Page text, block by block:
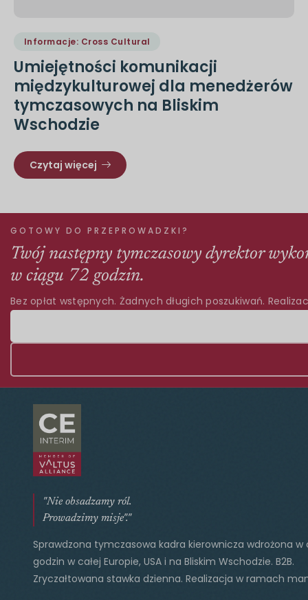
Informacje: Cross Cultural
Umiejętności komunikacji
międzykulturowej dla menedżerów
tymczasowych na Bliskim
Wschodzie
Czytaj więcej
GOTOWY DO PRZEPROWADZKI?
Twój następny tymczasowy dyrektor
w ciągu 72 godzin.
Bez opłat wstępnych. Żadnych długich poszukiwań.
"Nie obsadzamy ról.
Prowadzimy misje"."
Sprawdzona tymczasowa kadra kierownicza wdrożona w
godzin w całej Europie, USA i na Bliskim Wschodzie. B2B.
Zryczałtowana stawka dzienna. Realizacja w ramach